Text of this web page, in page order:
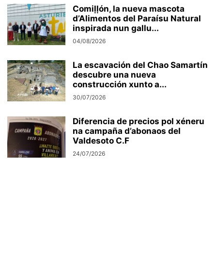
Comiḷḷón, la nueva mascota
d’Alimentos del Paraísu Natural
inspirada nun gallu...
04/08/2026
La escavación del Chao Samartín
descubre una nueva
construcción xunto a...
30/07/2026
Diferencia de precios pol xéneru
na campaña d’abonaos del
Valdesoto C.F
24/07/2026